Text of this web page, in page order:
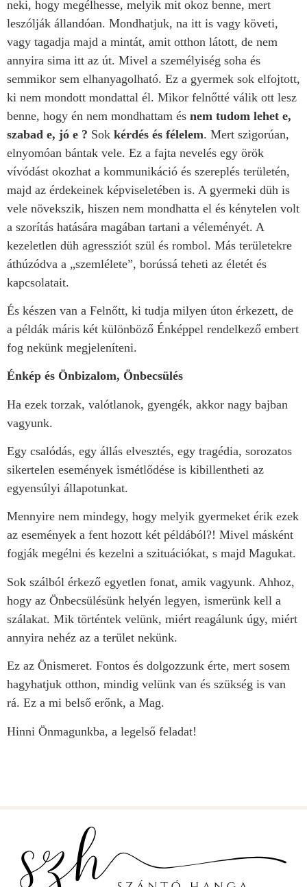
neki, hogy megélhesse, melyik mit okoz benne, mert
leszólják állandóan. Mondhatjuk, na itt is vagy követi,
vagy tagadja majd a mintát, amit otthon látott, de nem
annyira sima itt az út. Mivel a személyiség soha és
semmikor sem elhanyagolható. Ez a gyermek sok elfojtott,
ki nem mondott mondattal él. Mikor felnőtté válik ott lesz
benne, hogy én nem mondhattam és nem tudom lehet e,
szabad e, jó e ? Sok kérdés és félelem. Mert szigorúan,
elnyomóan bántak vele. Ez a fajta nevelés egy örök
vívódást okozhat a kommunikáció és szereplés területén,
majd az érdekeinek képviseletében is. A gyermeki düh is
vele növekszik, hiszen nem mondhatta el és kénytelen volt
a szorítás hatására magában tartani a véleményét. A
kezeletlen düh agressziót szül és rombol. Más területekre
áthúzódva a „szemlélete”, borússá teheti az életét és
kapcsolatait.
És készen van a Felnőtt, ki tudja milyen úton érkezett, de
a példák máris két különböző Énképpel rendelkező embert
fog nekünk megjeleníteni.
Énkép és Önbizalom, Önbecsülés
Ha ezek torzak, valótlanok, gyengék, akkor nagy bajban
vagyunk.
Egy csalódás, egy állás elvesztés, egy tragédia, sorozatos
sikertelen események ismétlődése is kibillentheti az
egyensúlyi állapotunkat.
Mennyire nem mindegy, hogy melyik gyermeket érik ezek
az események a fent hozott két példából?! Mivel másként
fogják megélni és kezelni a szituációkat, s majd Magukat.
Sok szálból érkező egyetlen fonat, amik vagyunk. Ahhoz,
hogy az Önbecsülésünk helyén legyen, ismerünk kell a
szálakat. Mik történtek velünk, miért reagálunk úgy, miért
annyira nehéz az a terület nekünk.
Ez az Önismeret. Fontos és dolgozzunk érte, mert sosem
hagyhatjuk otthon, mindig velünk van és szükség is van
rá. Ez a mi belső erőnk, a Mag.
Hinni Önmagunkba, a legelső feladat!